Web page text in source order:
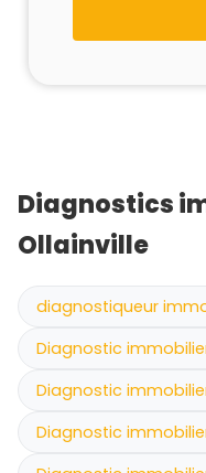
Diagnostics
Ollainville
diagnostiqueur
Diagnostic
Diagnostic
Diagnostic